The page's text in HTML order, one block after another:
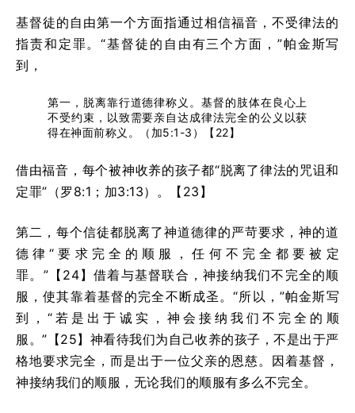
基督徒的自由第一个方面指通过相信福音，不受律法的
指责和定罪。“基督徒的自由有三个方面，”帕金斯写
到，
第一，脱离靠行道德律称义。基督的肢体在良心上
不受约束，以致需要亲自达成律法完全的公义以获
得在神面前称义。（加5:1-3）【22】
借由福音，每个被神收养的孩子都“脱离了律法的咒诅和
定罪”（罗8:1；加3:13）。【23】
第二，每个信徒都脱离了神道德律的严苛要求，神的道
德律“要求完全的顺服，任何不完全都要被定
罪。”【24】借着与基督联合，神接纳我们不完全的顺
服，使其靠着基督的完全不断成圣。“所以，”帕金斯写
到，“若是出于诚实，神会接纳我们不完全的顺
服。”【25】神看待我们为自己收养的孩子，不是出于严
格地要求完全，而是出于一位父亲的恩慈。因着基督，
神接纳我们的顺服，无论我们的顺服有多么不完全。